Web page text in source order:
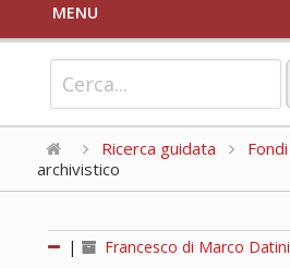
MENU
Ricerca guidata Fondi
archivistico
| Francesco di Marco Datini